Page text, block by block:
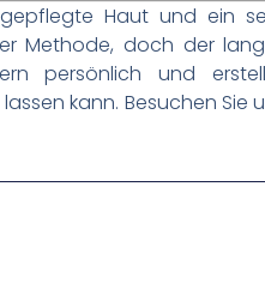
Haut und ein
Methode, doch der
persönlich und
kann. Besuchen Sie